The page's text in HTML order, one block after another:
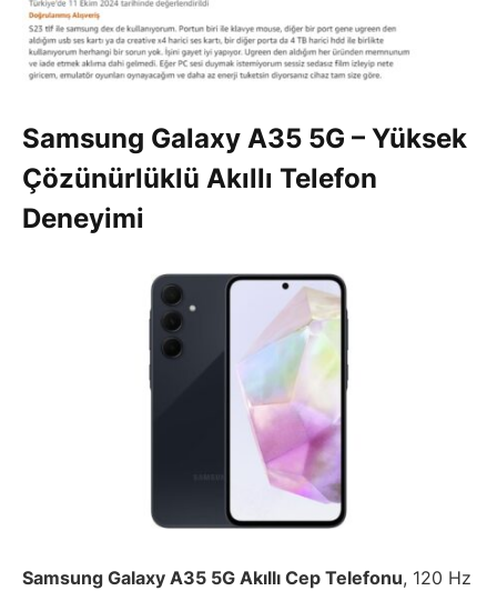
Samsung Galaxy A35 5G – Yüksek
Çözünürlüklü Akıllı Telefon
Deneyimi
Samsung Galaxy A35 5G Akıllı Cep Telefonu, 120 Hz